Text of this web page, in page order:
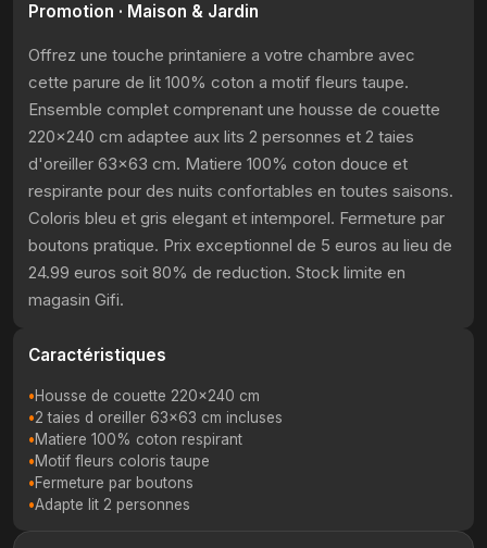
Promotion · Maison & Jardin
Offrez une touche printaniere a votre chambre avec
cette parure de lit 100% coton a motif fleurs taupe.
Ensemble complet comprenant une housse de couette
220x240 cm adaptee aux lits 2 personnes et 2 taies
d'oreiller 63x63 cm. Matiere 100% coton douce et
respirante pour des nuits confortables en toutes saisons.
Coloris bleu et gris elegant et intemporel. Fermeture par
boutons pratique. Prix exceptionnel de 5 euros au lieu de
24.99 euros soit 80% de reduction. Stock limite en
magasin Gifi.
Caractéristiques
Housse de couette 220x240 cm
2 taies d oreiller 63x63 cm incluses
Matiere 100% coton respirant
Motif fleurs coloris taupe
Fermeture par boutons
Adapte lit 2 personnes